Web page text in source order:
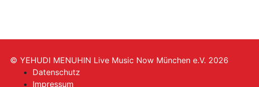
© YEHUDI MENUHIN Live Music Now München e.V. 2026
Datenschutz
Impressum